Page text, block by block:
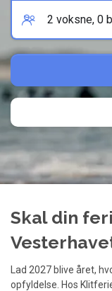
Skal din
Lad 2027 blive året,
opfyldelse. Hos